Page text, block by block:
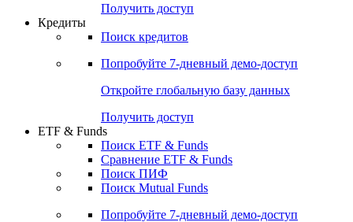
Получить доступ
Кредиты
Поиск кредитов
Попробуйте 7-дневный демо-доступ
Откройте глобальную базу данных
Получить доступ
ETF & Funds
Поиск ETF & Funds
Сравнение ETF & Funds
Поиск ПИФ
Поиск Mutual Funds
Попробуйте 7-дневный демо-доступ